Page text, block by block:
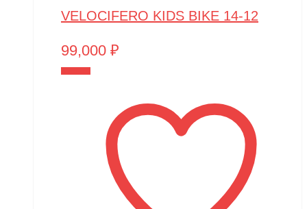
VELOCIFERO KIDS BIKE 14-12
99,000 ₽